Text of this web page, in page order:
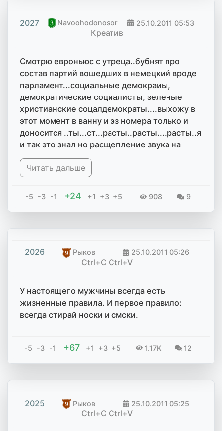
2027 Navoohodonosor 25.10.2011 05:53
Креатив
Смотрю евроньюс с утреца..бубнят про
состав партий вошедших в немецкий вроде
парламент...социальные демокраиы,
демократические социалисты, зеленые
христианские соцалдемократы....выхожу в
этот момент в ванну и эз номера только и
доносится ..ты...ст...расты..расты....расты..я
и так это знал но расщепление звука на
истину и телешелуху в результате
рефракции
Читать дальше
-5 -3 -1 +24 +1 +3 +5 908 9
2026 Рыков 25.10.2011 05:26
Ctrl+C Ctrl+V
У настоящего мужчины всегда есть
жизненные правила. И первое правило:
всегда стирай носки и смски.
-5 -3 -1 +67 +1 +3 +5 1.17K 12
2025 Рыков 25.10.2011 05:25
Ctrl+C Ctrl+V